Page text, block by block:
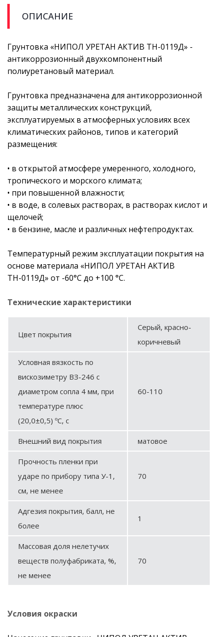
ОПИСАНИЕ
Грунтовка «НИПОЛ УРЕТАН АКТИВ ТН-0119Д» -
антикоррозионный двухкомпонентный
полиуретановый материал.
Грунтовка предназначена для антикоррозионной
защиты металлических конструкций,
эксплуатируемых в атмосферных условиях всех
климатических районов, типов и категорий
размещения:
• в открытой атмосфере умеренного, холодного,
тропического и морского климата;
• при повышенной влажности;
• в воде, в солевых растворах, в растворах кислот и
щелочей;
• в бензине, масле и различных нефтепродуктах.
Температурный режим эксплуатации покрытия на
основе материала «НИПОЛ УРЕТАН АКТИВ
ТН-0119Д» от -60°С до +100 °С.
Технические характеристики
Цвет покрытия
Серый, красно-
коричневый
Условная вязкость по
вискозиметру ВЗ-246 с
диаметром сопла 4 мм, при
температуре плюс
(20,0±0,5) ºС, с
60-110
Внешний вид покрытия матовое
Прочность пленки при
ударе по прибору типа У-1,
см, не менее
70
Адгезия покрытия, балл, не
более
1
Массовая доля нелетучих
веществ полуфабриката, %,
не менее
70
Условия окраски